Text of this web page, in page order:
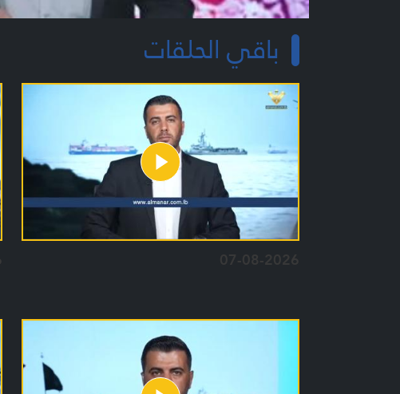
باقي الحلقات
07-08-2026